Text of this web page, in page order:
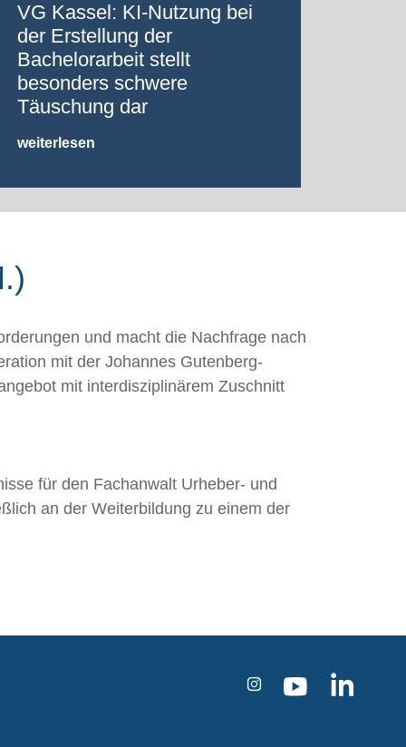
VG Kassel: KI-Nutzung bei
der Erstellung der
Bachelorarbeit stellt
besonders schwere
Täuschung dar
weiterlesen
und macht die Nachfrage nach
mit der Johannes Gutenberg-
mit interdisziplinärem Zuschnitt
für den Fachanwalt Urheber- und
an der Weiterbildung zu einem der